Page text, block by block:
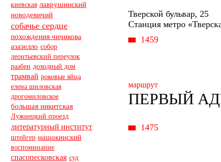
киевская лаврушинский
новодевичий
собачье сердце
похождения чичикова
азазелло собор
леонтьевский переулок
раабен доходный дом
трамвай роковые яйца
елена шиловская
дрогомиловское
большая никитская
Лужнецкий проезд
литературный институт
штейгер нащокинский
воспоминание
спасопесковская суд
Тверской бульвар, 25
Станция метро
1459
маршрут
ПЕРВЫЙ
1475